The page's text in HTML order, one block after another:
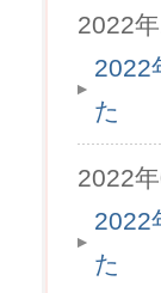
2022
2022
た
2022
2022
た